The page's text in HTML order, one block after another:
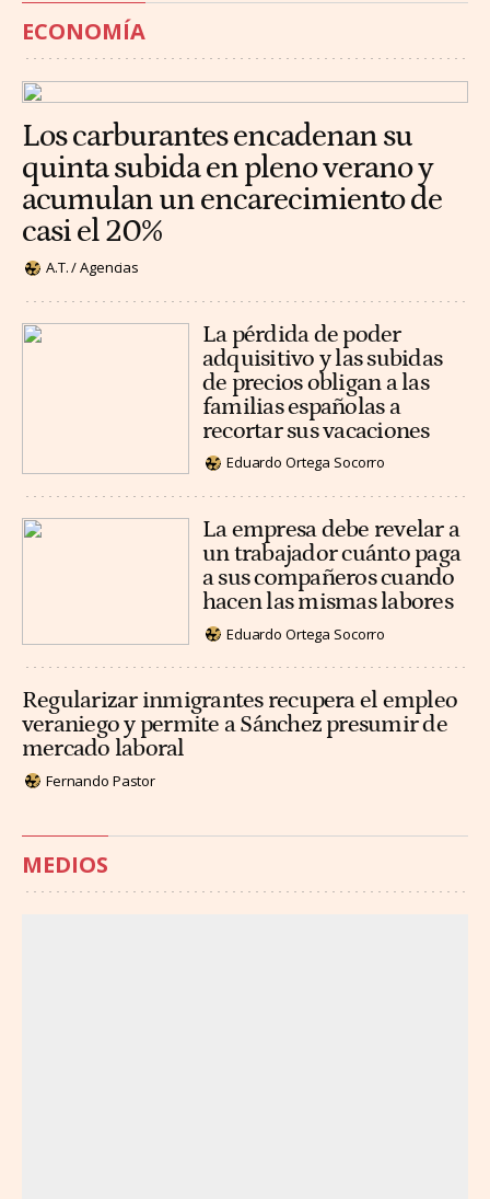
ECONOMÍA
Los carburantes encadenan su
quinta subida en pleno verano y
acumulan un encarecimiento de
casi el 20%
A.T. / Agencias
La pérdida de poder
adquisitivo y las subidas
de precios obligan a las
familias españolas a
recortar sus vacaciones
Eduardo Ortega Socorro
La empresa debe revelar a
un trabajador cuánto paga
a sus compañeros cuando
hacen las mismas labores
Eduardo Ortega Socorro
Regularizar inmigrantes recupera el empleo
veraniego y permite a Sánchez presumir de
mercado laboral
Fernando Pastor
MEDIOS